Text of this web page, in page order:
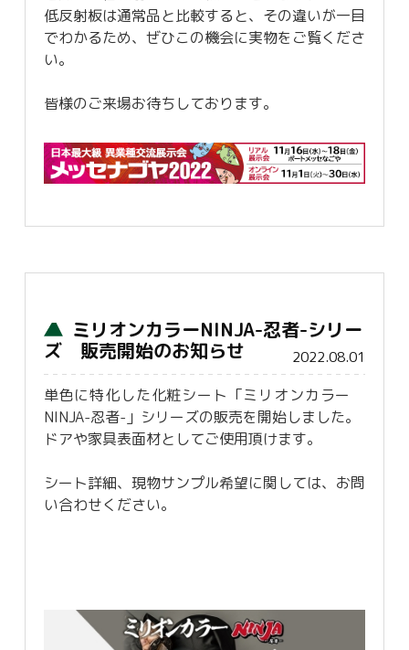
低反射板は通常品と比較すると、その違いが一目
でわかるため、ぜひこの機会に実物をご覧くださ
い。
皆様のご来場お待ちしております。
ミリオンカラーNINJA-忍者-シリー
ズ 販売開始のお知らせ
2022.08.01
単色に特化した化粧シート「ミリオンカラー
NINJA-忍者-」シリーズの販売を開始しました。
ドアや家具表面材としてご使用頂けます。
シート詳細、現物サンプル希望に関しては、お問
い合わせください。